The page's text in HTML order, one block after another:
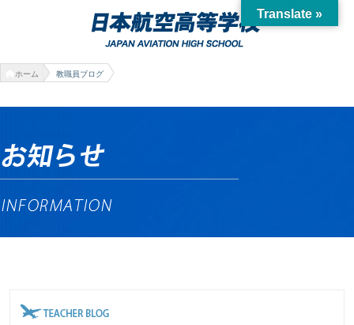
ホーム 教職員ブログ
Translate »